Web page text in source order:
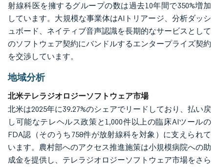
射線科医を擁するグループの数は過去10年間で350%増加
しています。大規模な事業体はAIトリアージ、分析ダッシ
ュボード、ネイティブ音声認識を長期的なサービスとして
のソフトウェア契約にバンドルするエンタープライズ契約
を交渉しています。
地域分析
北米テレラジオロジーソフトウェア市場
北米は2025年に39.27%のシェアでリードしており、払い戻
し可能なテレヘルス政策と1,000件以上の臨床AIツールの
FDA認（そのうち758件が放射線科を対象）に支えられて
います。農村部へのアクセス推進施策は小規模病院への助
成金を提供し、テレラジオロジーソフトウェア市場をさら